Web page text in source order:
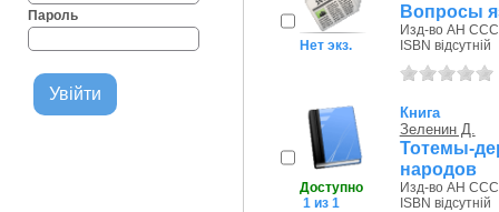
Пароль
Нет экз.
Вопросы
Изд-во АН
ISBN відсутній
Доступно
1 из 1
Книга
Зеленин Д.
Тотемы-
народов
Изд-во АН
ISBN відсутній